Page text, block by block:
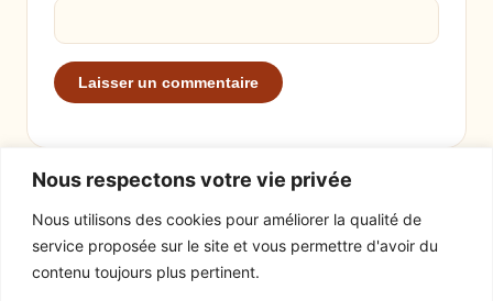
Nous respectons votre vie privée
Nous utilisons des cookies pour améliorer la qualité de
service proposée sur le site et vous permettre d'avoir du
contenu toujours plus pertinent.